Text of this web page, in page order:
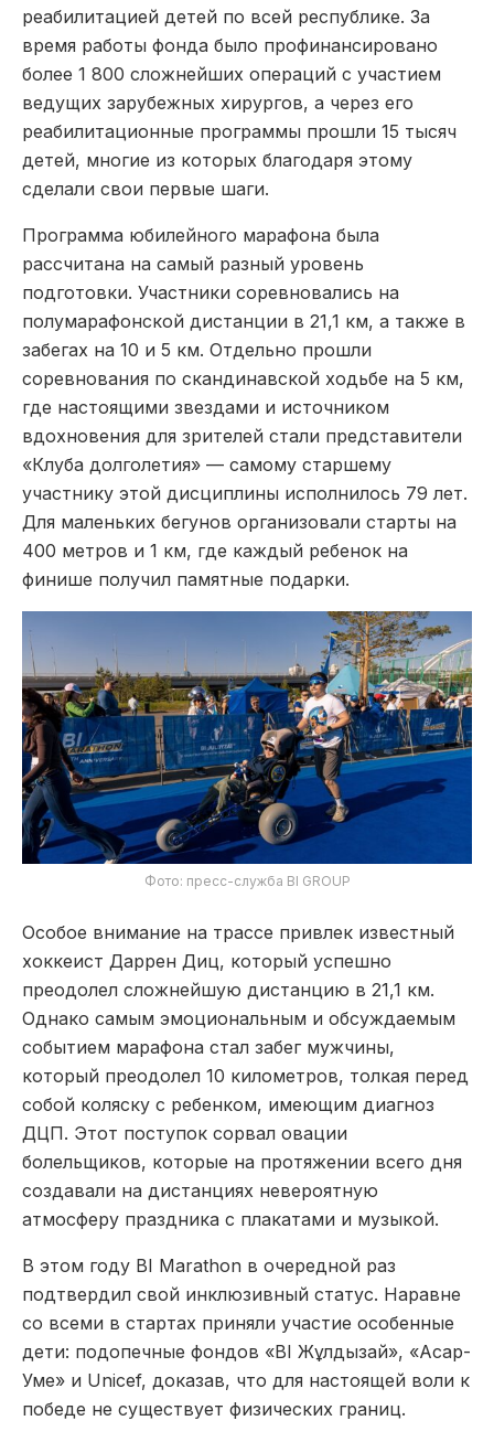
реабилитацией детей по всей республике. За
время работы фонда было профинансировано
более 1 800 сложнейших операций с участием
ведущих зарубежных хирургов, а через его
реабилитационные программы прошли 15 тысяч
детей, многие из которых благодаря этому
сделали свои первые шаги.
Программа юбилейного марафона была
рассчитана на самый разный уровень
подготовки. Участники соревновались на
полумарафонской дистанции в 21,1 км, а также в
забегах на 10 и 5 км. Отдельно прошли
соревнования по скандинавской ходьбе на 5 км,
где настоящими звездами и источником
вдохновения для зрителей стали представители
«Клуба долголетия» — самому старшему
участнику этой дисциплины исполнилось 79 лет.
Для маленьких бегунов организовали старты на
400 метров и 1 км, где каждый ребенок на
финише получил памятные подарки.
Фото: пресс-служба BI GROUP
Особое внимание на трассе привлек известный
хоккеист Даррен Диц, который успешно
преодолел сложнейшую дистанцию в 21,1 км.
Однако самым эмоциональным и обсуждаемым
событием марафона стал забег мужчины,
который преодолел 10 километров, толкая перед
собой коляску с ребенком, имеющим диагноз
ДЦП. Этот поступок сорвал овации
болельщиков, которые на протяжении всего дня
создавали на дистанциях невероятную
атмосферу праздника с плакатами и музыкой.
В этом году BI Marathon в очередной раз
подтвердил свой инклюзивный статус. Наравне
со всеми в стартах приняли участие особенные
дети: подопечные фондов «BI Жұлдызай», «Асар-
Уме» и Unicef, доказав, что для настоящей воли к
победе не существует физических границ.